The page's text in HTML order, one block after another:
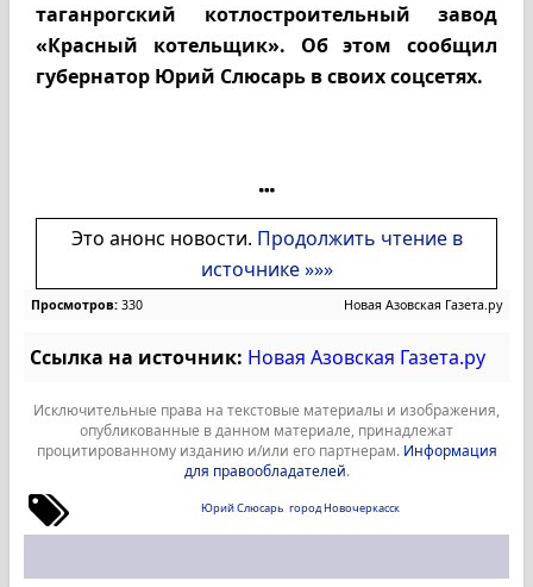
таганрогский котлостроительный завод
«Красный котельщик». Об этом сообщил
губернатор Юрий Слюсарь в своих соцсетях.
Это анонс новости. Продолжить чтение в
источнике »»»
Просмотров: 330 Новая Азовская Газета.ру
Ссылка на источник: Новая Азовская Газета.ру
Исключительные права на текстовые материалы и изображения,
опубликованные в данном материале, принадлежат
процитированному изданию и/или его партнерам. Информация
для правообладателей.
Юрий Слюсарь город Новочеркасск